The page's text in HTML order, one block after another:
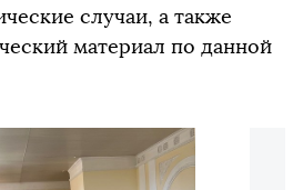
случаи, а также
материал по данной